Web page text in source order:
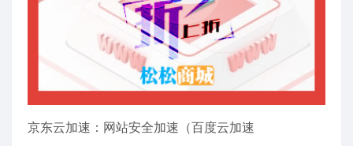
京东云加速：网站安全加速（百度云加速